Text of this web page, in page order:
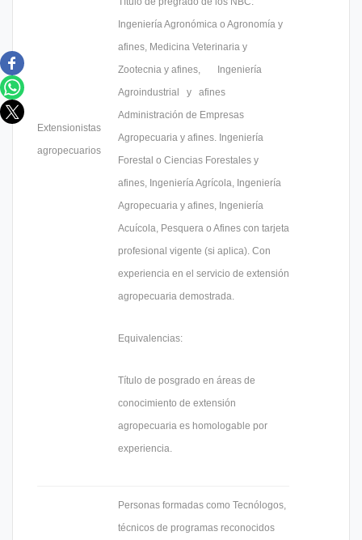
Extensionistas
agropecuarios
Ingeniería Agronómica o Agronomía y
afines, Medicina Veterinaria y
Zootecnia y afines, Ingeniería
Agroindustrial y afines
Administración de Empresas
Agropecuaria y afines. Ingeniería
Forestal o Ciencias Forestales y
afines, Ingeniería Agrícola, Ingeniería
Agropecuaria y afines, Ingeniería
Acuícola, Pesquera o Afines con tarjeta
profesional vigente (si aplica). Con
experiencia en el servicio de extensión
agropecuaria demostrada.
Equivalencias:
Título de posgrado en áreas de
conocimiento de extensión
agropecuaria es homologable por
experiencia.
Personas formadas como Tecnólogos,
técnicos de programas reconocidos